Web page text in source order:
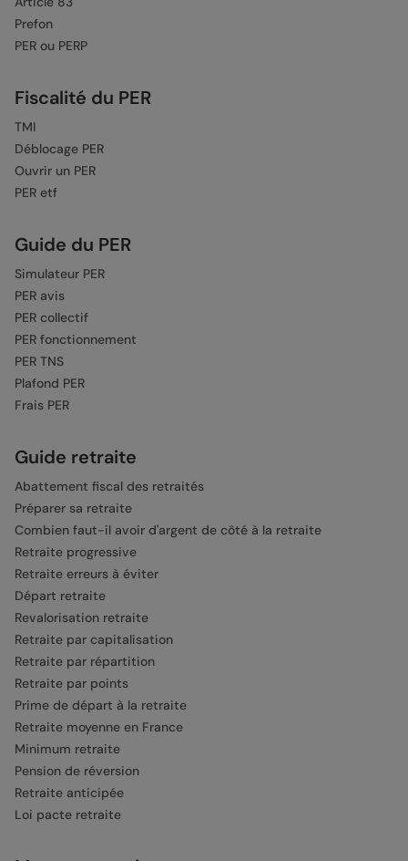
Prefon
PER ou PERP
Fiscalité du PER
TMI
Déblocage PER
Ouvrir un PER
PER etf
Guide du PER
Simulateur PER
PER avis
PER collectif
PER fonctionnement
PER TNS
Plafond PER
Frais PER
Guide retraite
Abattement fiscal des retraités
Préparer sa retraite
Combien faut-il avoir d'argent de côté à la retraite
Retraite progressive
Retraite erreurs à éviter
Départ retraite
Revalorisation retraite
Retraite par capitalisation
Retraite par répartition
Retraite par points
Prime de départ à la retraite
Retraite moyenne en France
Minimum retraite
Pension de réversion
Retraite anticipée
Loi pacte retraite